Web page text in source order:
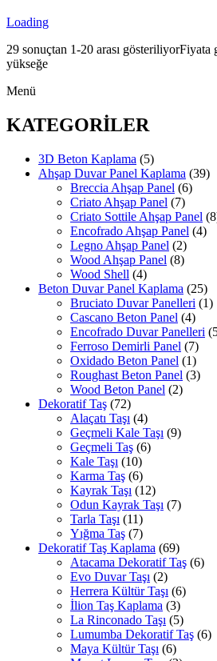
Loading
29 sonuçtan 1-20 arası gösteriliyorFiyata
yükseğe
Menü
KATEGORİLER
3D Beton Kaplama (5)
Ahşap Duvar Panel Kaplama (39)
Breccia Ahşap Panel (6)
Criato Ahşap Panel (7)
Criato Sottile Ahşap Panel
Encofrado Ahşap Panel (4)
Legno Ahşap Panel (2)
Wood Ahşap Panel (8)
Wood Shell (4)
Beton Duvar Panel Kaplama (25)
Bruciato Duvar Panelleri (1)
Cascano Beton Panel (4)
Encofrado Duvar Panelleri
Ferroso Demirli Panel (7)
Oxidado Beton Panel (1)
Roughast Beton Panel (3)
Wood Beton Panel (2)
Dekoratif Taş (72)
Alaçatı Taşı (4)
Geçmeli Kale Taşı (9)
Geçmeli Taş (6)
Kale Taşı (10)
Karma Taş (6)
Kayrak Taşı (12)
Odun Kayrak Taşı (7)
Tarla Taşı (11)
Yığma Taş (7)
Dekoratif Taş Kaplama (69)
Atacama Dekoratif Taş (6)
Evo Duvar Taşı (2)
Herrera Kültür Taşı (6)
İlion Taş Kaplama (3)
La Rinconado Taşı (5)
Lumumba Dekoratif Taş (6)
Maya Kültür Taşı (6)